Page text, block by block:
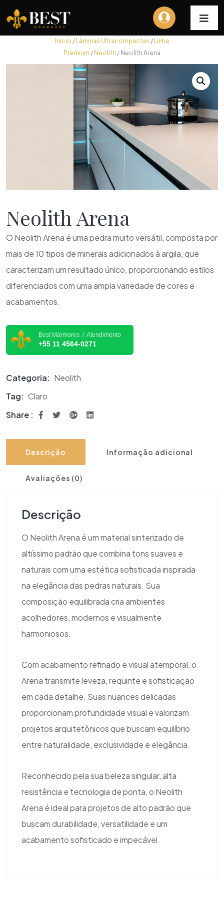
Início / Lâminas Ultracompactas / Linha
Premium / Neolith / Neolith Arena
Neolith Arena
O Neolith Arena é uma pedra muito versátil, composta por
mais de 10 tipos de minerais adicionados à argila, que
caracterizam um resultado único, proporcionando estilos
diferenciados com uma ampla variedade de cores e
acabamentos.
Best Mármores / Atendimento
+55 11 4564-0271
Categoria: Neolith
Tag: Claro
Share :
Descrição Informação adicional
Avaliações (0)
Descrição
O Neolith Arena é um material sinterizado de
altíssimo padrão que combina tons suaves e
naturais com uma estética sofisticada inspirada
na elegância das pedras naturais. Sua
composição equilibrada cria ambientes
acolhedores, modernos e visualmente
harmoniosos.
Com acabamento refinado e visual atemporal, o
Arena transmite leveza, requinte e sofisticação
em cada detalhe. Suas nuances delicadas
proporcionam profundidade visual e valorizam
projetos arquitetônicos que buscam equilíbrio
entre naturalidade, exclusividade e elegância.
Reconhecido pela sua beleza singular, alta
resistência e tecnologia de ponta, o Neolith
Arena é ideal para projetos de alto padrão que
buscam durabilidade, versatilidade e um
acabamento sofisticado e impecável.